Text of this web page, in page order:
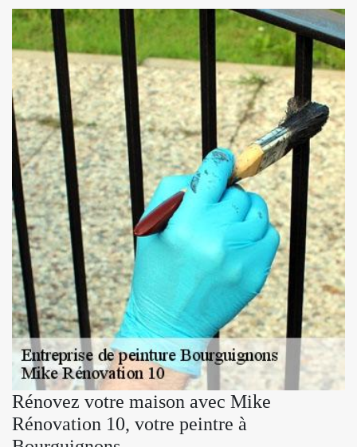
Rénovez votre maison avec Mike
Rénovation 10, votre peintre à